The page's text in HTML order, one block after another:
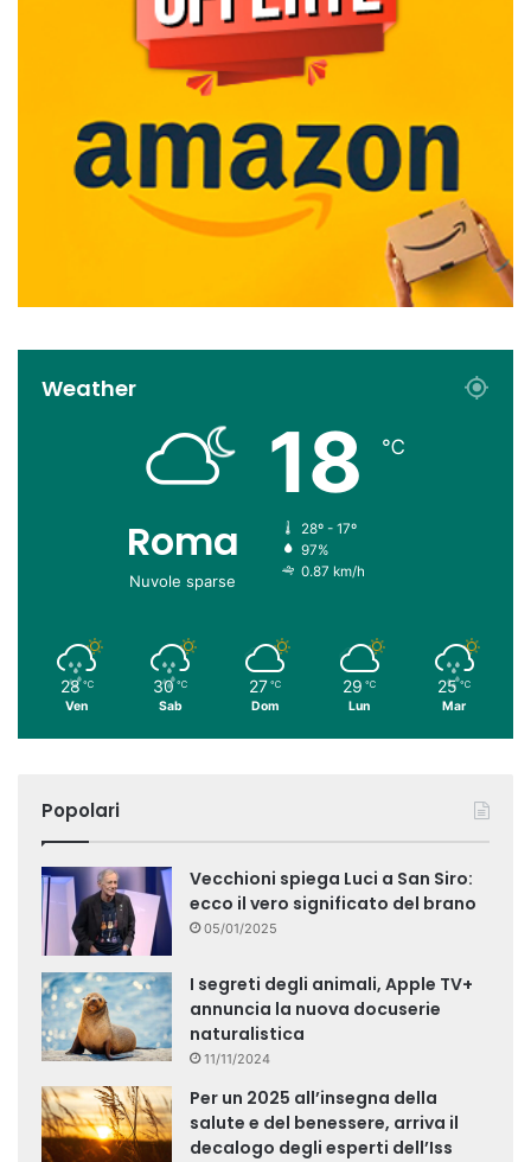
Weather
Roma
Nuvole sparse
18 ℃
28º - 17º
97%
0.87 km/h
28 ℃
Ven
30 ℃
Sab
27 ℃
Dom
29 ℃
Lun
25 ℃
Mar
Popolari
Vecchioni spiega Luci a San Siro:
ecco il vero significato del brano
05/01/2025
I segreti degli animali, Apple TV+
annuncia la nuova docuserie
naturalistica
11/11/2024
Per un 2025 all’insegna della
salute e del benessere, arriva il
decalogo degli esperti dell’Iss